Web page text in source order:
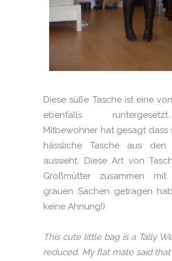
Diese süße Tasche ist eine
ebenfalls
Mitbewohner hat gesagt dass
hässliche Tasche aus den
aussieht. Diese Art von
Großmütter zusammen mit
grauen Sachen getragen
keine Ahnung!)
This cute little bag is a Tally
reduced. My flat mate said